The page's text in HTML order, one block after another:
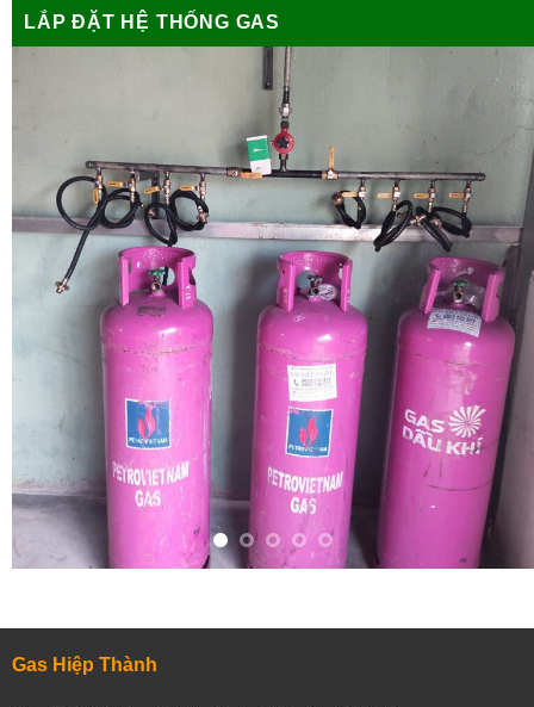
LẮP ĐẶT HỆ THỐNG GAS
Gas Hiệp Thành